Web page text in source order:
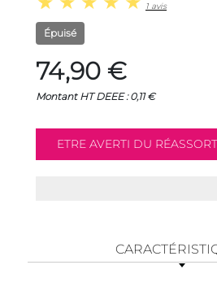
1 avis
Épuisé
74,90 €
Montant HT DEEE : 0,11 €